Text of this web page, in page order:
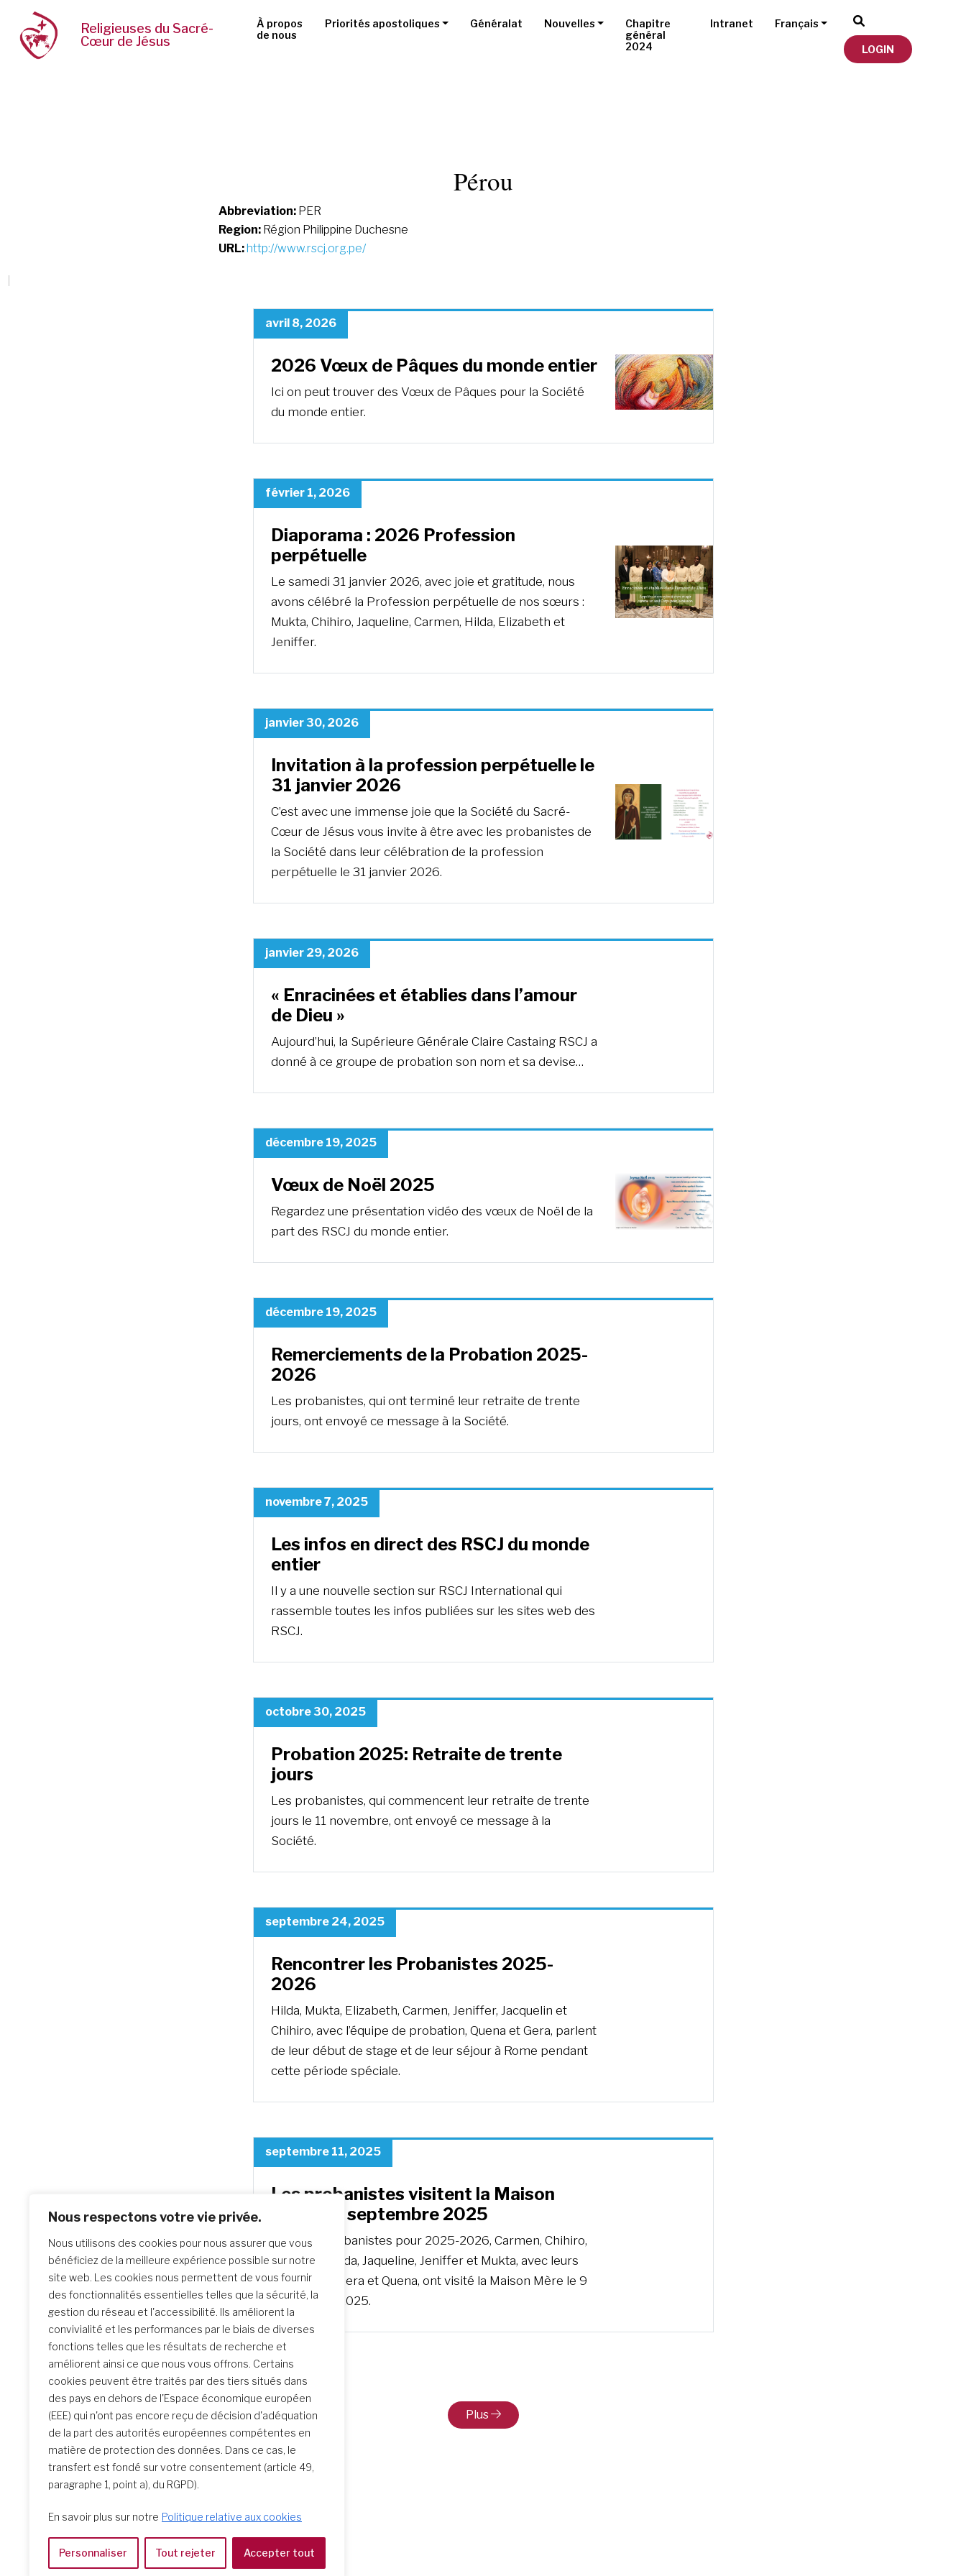
Nous respectons votre vie privée.
Nous utilisons des cookies pour nous assurer que vous
bénéficiez de la meilleure expérience possible sur notre
site web. Les cookies nous permettent de vous fournir
des fonctionnalités essentielles telles que la sécurité, la
gestion du réseau et l'accessibilité. Ils améliorent la
convivialité et les performances par le biais de diverses
fonctions telles que les résultats de recherche et
améliorent ainsi ce que nous vous offrons. Certains
cookies peuvent être traités par des tiers situés dans
des pays en dehors de l'Espace économique européen
(EEE) qui n'ont pas encore reçu de décision d'adéquation
de la part des autorités européennes compétentes en
matière de protection des données. Dans ce cas, le
transfert est fondé sur votre consentement (article 49,
paragraphe 1, point a), du RGPD).
En savoir plus sur notre Politique relative aux cookies
Personnaliser Tout rejeter Accepter tout
Religieuses du Sacré-
Cœur de Jésus
À propos
de nous
Priorités apostoliques Généralat Nouvelles
Chapitre
général
2024
Intranet Français
LOGIN
Pérou
Abbreviation: PER
Region: Région Philippine Duchesne
URL:http://www.rscj.org.pe/
avril 8, 2026
2026 Vœux de Pâques du monde entier
Ici on peut trouver des Vœux de Pâques pour la Société
du monde entier.
février 1, 2026
Diaporama : 2026 Profession
perpétuelle
Le samedi 31 janvier 2026, avec joie et gratitude, nous
avons célébré la Profession perpétuelle de nos sœurs :
Mukta, Chihiro, Jaqueline, Carmen, Hilda, Elizabeth et
Jeniffer.
janvier 30, 2026
Invitation à la profession perpétuelle le
31 janvier 2026
C’est avec une immense joie que la Société du Sacré-
Cœur de Jésus vous invite à être avec les probanistes de
la Société dans leur célébration de la profession
perpétuelle le 31 janvier 2026.
janvier 29, 2026
« Enracinées et établies dans l’amour
de Dieu »
Aujourd’hui, la Supérieure Générale Claire Castaing RSCJ a
donné à ce groupe de probation son nom et sa devise…
décembre 19, 2025
Vœux de Noël 2025
Regardez une présentation vidéo des vœux de Noël de la
part des RSCJ du monde entier.
décembre 19, 2025
Remerciements de la Probation 2025-
2026
Les probanistes, qui ont terminé leur retraite de trente
jours, ont envoyé ce message à la Société.
novembre 7, 2025
Les infos en direct des RSCJ du monde
entier
Il y a une nouvelle section sur RSCJ International qui
rassemble toutes les infos publiées sur les sites web des
RSCJ.
octobre 30, 2025
Probation 2025: Retraite de trente
jours
Les probanistes, qui commencent leur retraite de trente
jours le 11 novembre, ont envoyé ce message à la
Société.
septembre 24, 2025
Rencontrer les Probanistes 2025-
2026
Hilda, Mukta, Elizabeth, Carmen, Jeniffer, Jacquelin et
Chihiro, avec l’équipe de probation, Quena et Gera, parlent
de leur début de stage et de leur séjour à Rome pendant
cette période spéciale.
septembre 11, 2025
Les probanistes visitent la Maison
Mère – 9 septembre 2025
Les sept probanistes pour 2025-2026, Carmen, Chihiro,
Elizabeth, Hilda, Jaqueline, Jeniffer et Mukta, avec leurs
directrices, Gera et Quena, ont visité la Maison Mère le 9
septembre 2025.
Plus